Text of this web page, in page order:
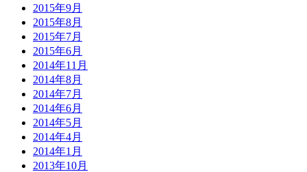
2015年9月
2015年8月
2015年7月
2015年6月
2014年11月
2014年8月
2014年7月
2014年6月
2014年5月
2014年4月
2014年1月
2013年10月